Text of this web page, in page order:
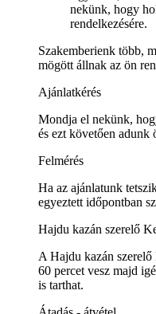
nekünk, hogy
rendelkezésére.
Szakemberienk több,
mögött állnak az ön
Ajánlatkérés
Mondja el nekünk,
és ezt követően adunk
Felmérés
Ha az ajánlatunk
egyeztett időpontban
Hajdu kazán szerelő
A Hajdu kazán
60 percet vesz majd
is tarthat.